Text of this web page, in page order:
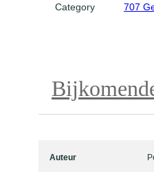
o
i
a
Category 707
Auteur